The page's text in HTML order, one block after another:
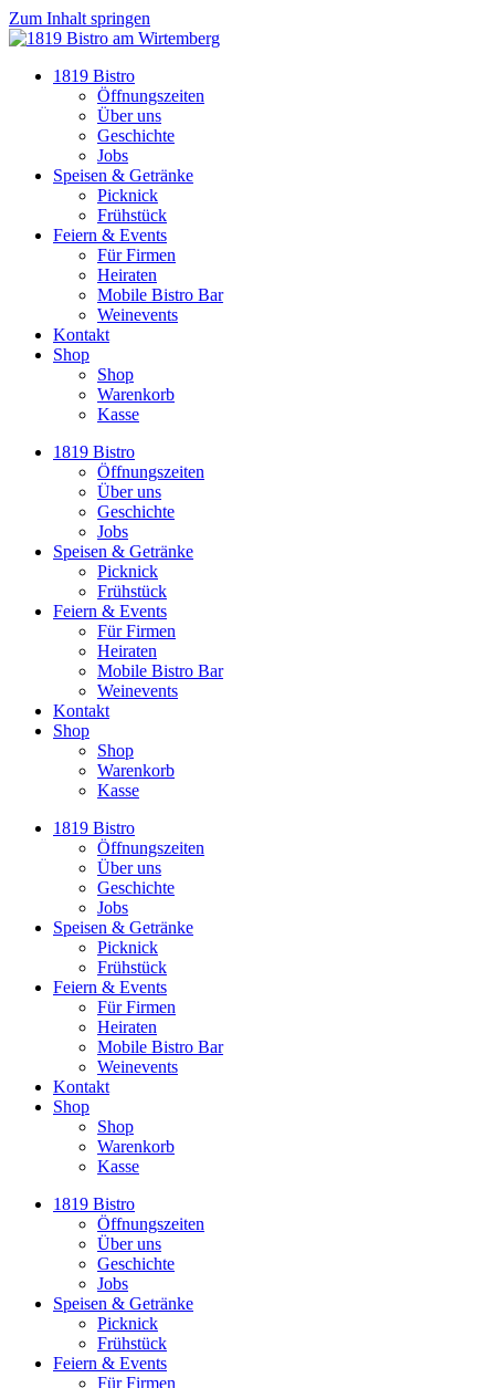
Zum Inhalt springen
1819 Bistro
Öffnungszeiten
Über uns
Geschichte
Jobs
Speisen & Getränke
Picknick
Frühstück
Feiern & Events
Für Firmen
Heiraten
Mobile Bistro Bar
Weinevents
Kontakt
Shop
Shop
Warenkorb
Kasse
1819 Bistro
Öffnungszeiten
Über uns
Geschichte
Jobs
Speisen & Getränke
Picknick
Frühstück
Feiern & Events
Für Firmen
Heiraten
Mobile Bistro Bar
Weinevents
Kontakt
Shop
Shop
Warenkorb
Kasse
1819 Bistro
Öffnungszeiten
Über uns
Geschichte
Jobs
Speisen & Getränke
Picknick
Frühstück
Feiern & Events
Für Firmen
Heiraten
Mobile Bistro Bar
Weinevents
Kontakt
Shop
Shop
Warenkorb
Kasse
1819 Bistro
Öffnungszeiten
Über uns
Geschichte
Jobs
Speisen & Getränke
Picknick
Frühstück
Feiern & Events
Für Firmen